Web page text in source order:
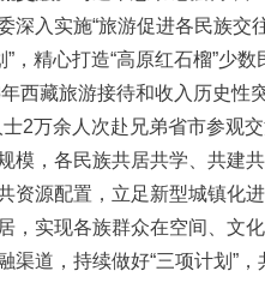
深入实施“旅游促进各民族交
，精心打造“高原红石榴”少
西藏旅游接待和收入历史性
2万余人次赴兄弟省市参观
模，各民族共居共学、共建
资源配置，立足新型城镇化
，实现各族群众在空间、文
道，持续做好“三项计划”